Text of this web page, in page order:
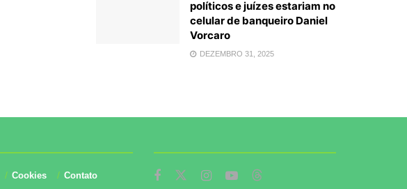
políticos e juízes estariam no
celular de banqueiro Daniel
Vorcaro
DEZEMBRO 31, 2025
Cookies Contato